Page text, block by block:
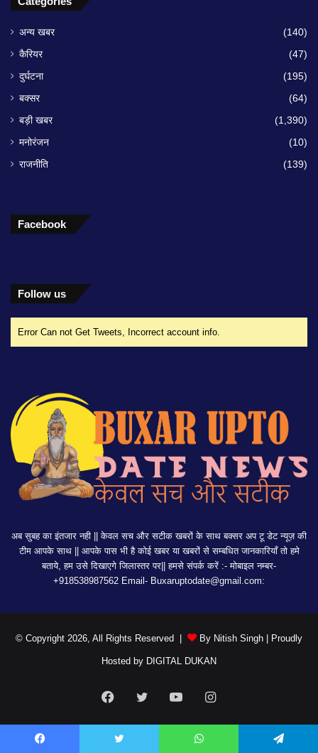
अन्य खबर (140)
कैरियर (47)
दुर्घटना (195)
बक्सर (64)
बड़ी खबर (1,390)
मनोरंजन (10)
राजनीति (139)
Facebook
Follow us
Error Can not Get Tweets, Incorrect account info.
अब सुबह का इंतजार नही || केवल सच और सटीक खबरों के साथ बक्सर अप टू डेट न्यूज़ की
टीम आपके साथ || आपके पास भी है कोई खबर या खबरों से सम्बधित जानकारियाँ तो हमे
बताये, हम उसे दिखाएगे जिलास्तर पर|| हमसे संपर्क करें :- मोबाइल नम्बर-
+918538987562 Email- Buxaruptodate@gmail.com:
© Copyright 2026, All Rights Reserved | By Nitish Singh | Proudly
Hosted by DIGITAL DUKAN
Facebook
Twitter YouTubeInstagram